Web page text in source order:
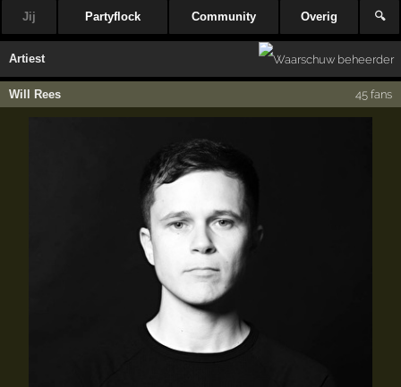
Jij Partyflock Community Overig 🔍
Artiest
Will Rees 45 fans